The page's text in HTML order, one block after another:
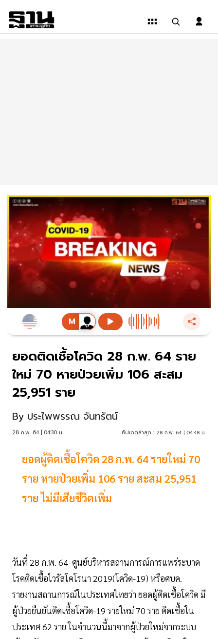
ยอดติดเชื้อโควิด 28 ก.พ. 64 ราย
ใหม่ 70 หายป่วยเพิ่ม 106 สะสม
25,951 ราย
By ประไพพรรณ จันทรัตน์
28 ก.พ. 64 | 04:30 น. อัปเดตล่าสุด : 28 ก.พ. 64 | 04:48 น.
ยอดผู้ติดเชื้อโควิด 28 ก.พ. 64 รายใหม่ 70
ราย หายป่วยเพิ่ม 106 ราย สะสม 25,951
ราย ไม่มีเสียชีวิตเพิ่ม
วันที่ 28 ก.พ. 64 ศูนย์บริหารสถานการณ์การแพร่ระบาด
โรคติดเชื้อไวรัสโคโรนา 2019(โควิด-19) หรือศบค.
รายงานสถานการณ์ในประเทศไทยว่า ยอดผู้ติดเชื้อโควิด มี
ผู้ป่วยยืนยันติดเชื้อโควิด-19 รายใหม่ 70 ราย ติดเชื้อใน
ประเทศ 62 ราย ในจำนวนนี้มาจากผู้ป่วยใหม่จากระบบ